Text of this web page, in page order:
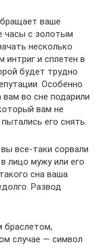
ваше
часы с золотым
несколько
интриг и сплетен в
будет трудно
Особенно
вам во сне подарили
вам не
его снять.
все-таки сорвали
лицо мужу или его
сна ваша
Развод
браслетом,
случае — символ